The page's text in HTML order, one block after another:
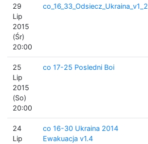
29
Lip
2015
(Śr)
20:00
co_16_33_Odsiecz_Ukraina_v1_2
25
Lip
2015
(So)
20:00
co 17-25 Posledni Boi
24
Lip
co 16-30 Ukraina 2014
Ewakuacja v1.4